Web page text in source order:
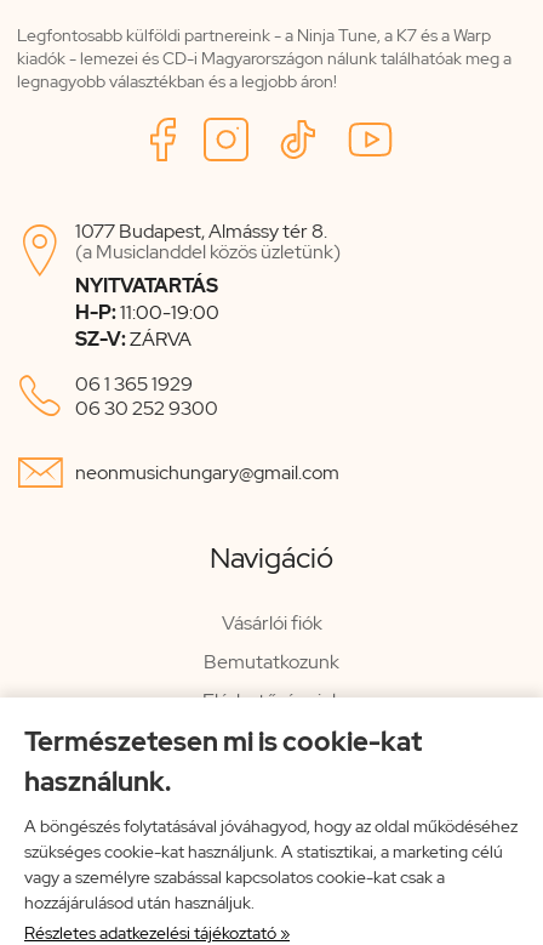
Természetesen mi is cookie-kat
használunk.
A böngészés folytatásával jóváhagyod, hogy az oldal működéséhez
szükséges cookie-kat használjunk. A statisztikai, a marketing célú
vagy a személyre szabással kapcsolatos cookie-kat csak a
hozzájárulásod után használjuk.
Részletes adatkezelési tájékoztató »
Legfontosabb külföldi partnereink - a Ninja Tune, a K7 és a Warp
kiadók - lemezei és CD-i Magyarországon nálunk találhatóak meg a
legnagyobb választékban és a legjobb áron!

1077 Budapest, Almássy tér 8.
(a Musiclanddel közös üzletünk)
NYITVATARTÁS
H-P:11:00-19:00
SZ-V:ZÁRVA
 06 1 365 1929
06 30 252 9300
 neonmusichungary@gmail.com
Navigáció
Vásárlói fiók
Bemutatkozunk
Elérhetőségeink
Hírlevél
Impresszum
Vissza a főoldalra